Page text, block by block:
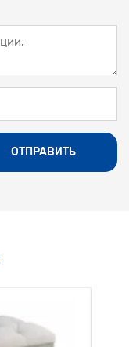
ОТПРАВИТЬ